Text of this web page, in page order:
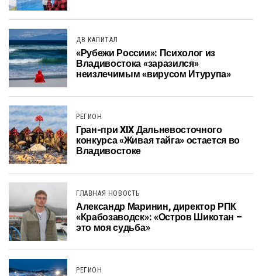
ДВ КАПИТАЛ
«Рубежи России»: Психолог из
Владивостока «заразился»
неизлечимым «вирусом Итурупа»
РЕГИОН
Гран-при XIX Дальневосточного
конкурса «Живая тайга» остается во
Владивостоке
ГЛАВНАЯ НОВОСТЬ
Александр Маринин, директор РПК
«Крабозаводск»: «Остров Шикотан –
это моя судьба»
РЕГИОН